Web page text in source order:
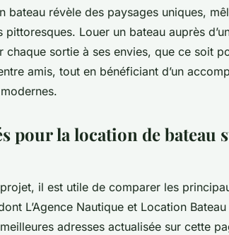
de bateau
bateau révèle des paysages uniques,
Louer un bateau auprès
chaque sortie à ses envies, que ce soit
amis, tout en bénéficiant d’un
pour la location de bateau
il est utile de comparer les
L’Agence Nautique et Location
adresses actualisée sur cette